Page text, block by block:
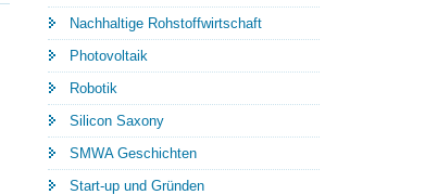
Nachhaltige Rohstoffwirtschaft
Photovoltaik
Robotik
Silicon Saxony
SMWA Geschichten
Start-up und Gründen